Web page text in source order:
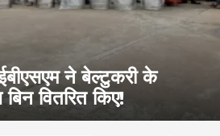
ने बेल्टुकरी के
वितरित किए!